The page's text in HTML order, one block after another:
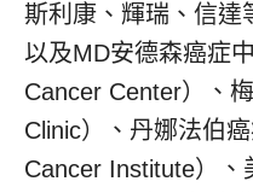
斯利康、輝瑞、信達
以及MD安德森癌症
Cancer Center）、
Clinic）、丹娜法伯
Cancer Institute）、